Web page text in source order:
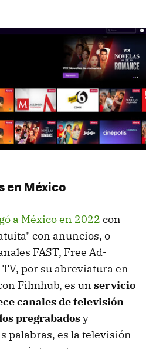
en México
a México en 2022 con
con anuncios, o
FAST, Free Ad-
por su abreviatura en
Filmhub, es un servicio
canales de televisión
pregrabadosy
palabras, es la televisión